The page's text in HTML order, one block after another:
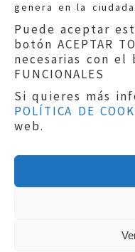
genera en la
Puede aceptar
botón ACEPTAR
necesarias con el
FUNCIONALES
Si quieres más
POLÍTICA DE
web.
Teléfonos:
Aviso legal|
Protección de
Política de
Copyright ©